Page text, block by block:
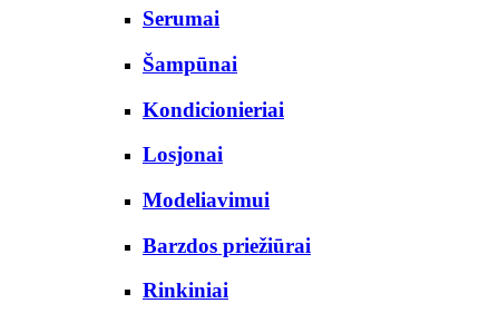
Serumai
Šampūnai
Kondicionieriai
Losjonai
Modeliavimui
Barzdos priežiūrai
Rinkiniai